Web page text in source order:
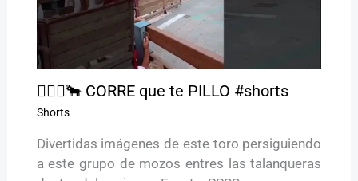
🏃🏻‍♂️🐂 CORRE que te PILLO #shorts
Shorts
Divertidas imágenes de este toro persiguiendo
a este grupo de mozos entres las talanqueras